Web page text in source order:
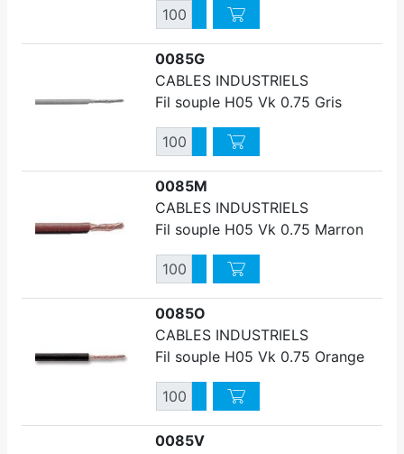
QuantitéAugmenter quantité
Diminuer quantité
0085G
CABLES INDUSTRIELS
Fil souple H05 Vk 0.75 Gris
QuantitéAugmenter quantité
Diminuer quantité
0085M
CABLES INDUSTRIELS
Fil souple H05 Vk 0.75 Marron
QuantitéAugmenter quantité
Diminuer quantité
0085O
CABLES INDUSTRIELS
Fil souple H05 Vk 0.75 Orange
QuantitéAugmenter quantité
Diminuer quantité
0085V